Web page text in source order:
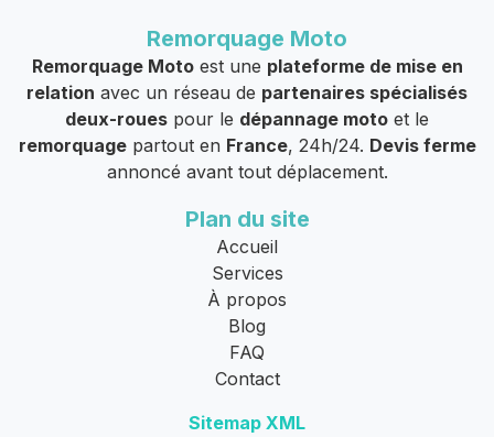
Remorquage Moto
Remorquage Motoest une plateforme de mise en
relation avec un réseau de partenaires spécialisés
deux-roues pour le dépannage moto et le
remorquagepartout en France, 24h/24. Devis ferme
annoncé avant tout déplacement.
Plan du site
Accueil
Services
À propos
Blog
FAQ
Contact
Sitemap XML